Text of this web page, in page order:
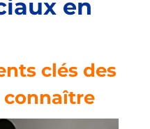
en
clés des